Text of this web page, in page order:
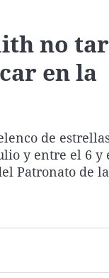
no
en la
de
y entre el 6 y
Patronato de